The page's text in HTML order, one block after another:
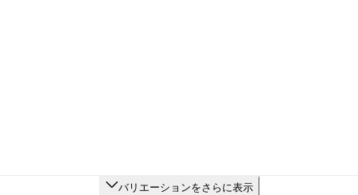
バリエーションをさらに表示